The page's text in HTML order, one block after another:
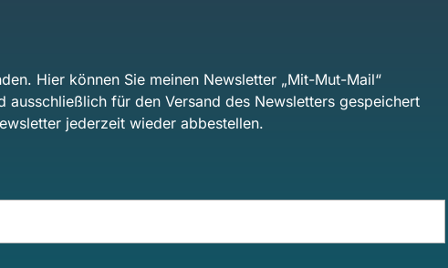
Hier können Sie meinen Newsletter „Mit-Mut-Mail“
ausschließlich für den Versand des Newsletters gespeichert
jederzeit wieder abbestellen.